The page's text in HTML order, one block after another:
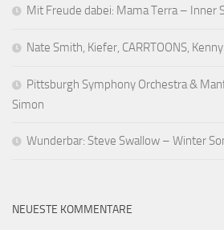
Mit Freude dabei: Mama Terra – Inner
Nate Smith, Kiefer, CARRTOONS,
Pittsburgh Symphony Orchestra &
Simon
Wunderbar: Steve Swallow – Winter
NEUESTE KOMMENTARE